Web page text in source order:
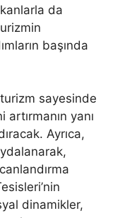
da
başında
sayesinde
yanı
Ayrıca,
dinamikler,